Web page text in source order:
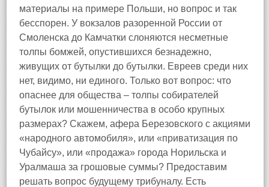
материалы на примере Польши, но вопрос и так
бесспорен. У вокзалов разоренной России от
Смоленска до Камчатки слоняются несметные
толпы бомжей, опустившихся безнадежно,
живущих от бутылки до бутылки. Евреев среди них
нет, видимо, ни единого. Только вот вопрос: что
опаснее для общества – толпы собирателей
бутылок или мошенничества в особо крупных
размерах? Скажем, афера Березовского с акциями
«народного автомобиля», или «приватизация по
Чубайсу», или «продажа» города Норильска и
Уралмаша за грошовые суммы? Предоставим
решать вопрос будущему трибуналу. Есть